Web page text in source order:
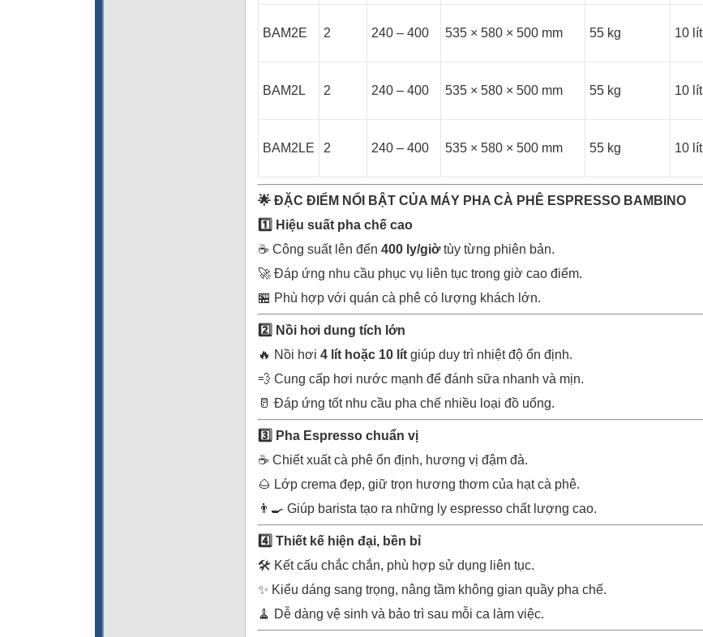
BAM2E 2 240 – 400 535 × 580 × 500 mm 55 kg 10 lít
BAM2L 2 240 – 400 535 × 580 × 500 mm 55 kg 10 lít
BAM2LE 2 240 – 400 535 × 580 × 500 mm 55 kg 10 lít
🌟 ĐẶC ĐIỂM NỔI BẬT CỦA MÁY PHA CÀ PHÊ ESPRESSO BAMBINO
1️
Hiệu suất pha chế cao
☕ Công suất lên đến 400 ly/giờtùy từng phiên bản.
🚀 Đáp ứng nhu cầu phục vụ liên tục trong giờ cao điểm.
🏪 Phù hợp với quán cà phê có lượng khách lớn.
2️
Nồi hơi dung tích lớn
🔥 Nồi hơi 4 lít hoặc 10 lít giúp duy trì nhiệt độ ổn định.
💨 Cung cấp hơi nước mạnh để đánh sữa nhanh và mịn.
🥛 Đáp ứng tốt nhu cầu pha chế nhiều loại đồ uống.
3️
Pha Espresso chuẩn vị
☕ Chiết xuất cà phê ổn định, hương vị đậm đà.
🌰 Lớp crema đẹp, giữ trọn hương thơm của hạt cà phê.
👨‍🍳 Giúp barista tạo ra những ly espresso chất lượng cao.
4️ Thiết kế hiện đại, bền bỉ
🛠️ Kết cấu chắc chắn, phù hợp sử dụng liên tục.
✨ Kiểu dáng sang trọng, nâng tầm không gian quầy pha chế.
🧹 Dễ dàng vệ sinh và bảo trì sau mỗi ca làm việc.